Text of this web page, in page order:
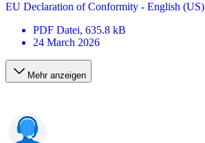
EU Declaration of Conformity - English (US)
PDF Datei, 635.8 kB
24 March 2026
Mehr anzeigen